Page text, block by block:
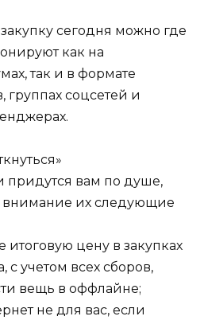
сегодня можно где
как на
так и в формате
группах соцсетей и
придутся вам по душе,
внимание их следующие
итоговую цену в закупках
с учетом всех сборов,
вещь в оффлайне;
не для вас, если